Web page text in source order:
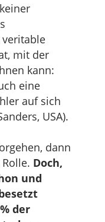
veritable
mit der
kann:
eine
auf sich
USA).
dann
Doch,
und
der